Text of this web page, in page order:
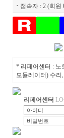
ㆍ 접속자 : 2 (회원
* 리페어센터 : 노
모듈레이터) 수리
리페어센터